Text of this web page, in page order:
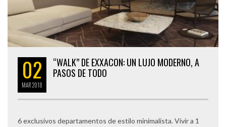
02
MAR2018
“WALK” DE EXXACON: UN LUJO MODERNO, A
PASOS DE TODO
6 exclusivos departamentos de estilo minimalista. Vivir a 1